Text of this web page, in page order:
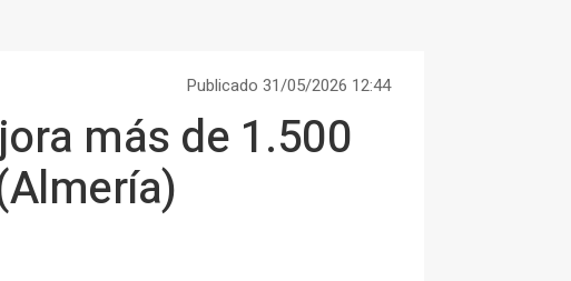
Publicado 31/05/2026 12:44
más de 1.500